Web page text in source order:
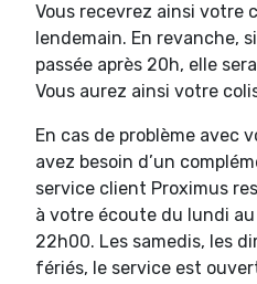
Vous recevrez ainsi votre
lendemain. En revanche,
passée après 20h, elle
Vous aurez ainsi votre
En cas de problème avec
avez besoin d’un
service client Proximus
à votre écoute du lundi
22h00. Les samedis, les
fériés, le service est